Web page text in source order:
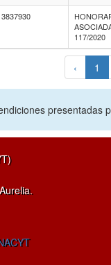
117/2020
‹ 1
presentadas